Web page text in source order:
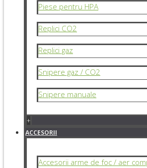
Piese pentru HPA
Replici CO2
Replici gaz
Snipere gaz / CO2
Snipere manuale
+
ACCESORII
Accesorii arme de foc / aer